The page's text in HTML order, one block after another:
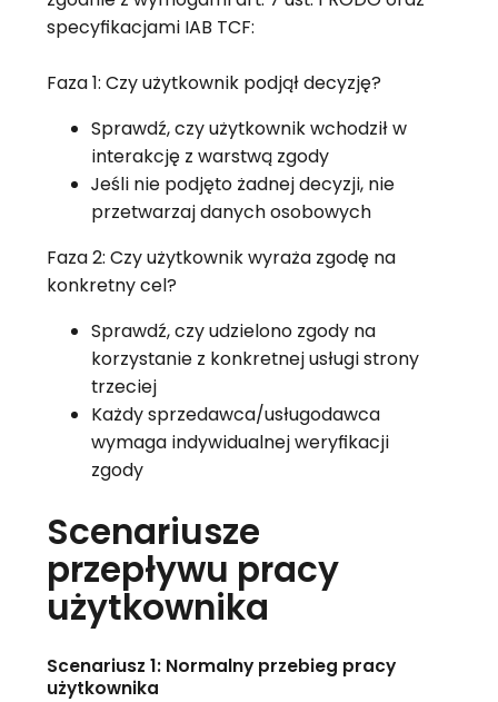
specyfikacjami IAB TCF:
Faza 1: Czy użytkownik podjął decyzję?
Sprawdź, czy użytkownik wchodził w
interakcję z warstwą zgody
Jeśli nie podjęto żadnej decyzji, nie
przetwarzaj danych osobowych
Faza 2: Czy użytkownik wyraża zgodę na
konkretny cel?
Sprawdź, czy udzielono zgody na
korzystanie z konkretnej usługi strony
trzeciej
Każdy sprzedawca/usługodawca
wymaga indywidualnej weryfikacji
zgody
Scenariusze
przepływu pracy
użytkownika
Scenariusz 1: Normalny przebieg pracy
użytkownika